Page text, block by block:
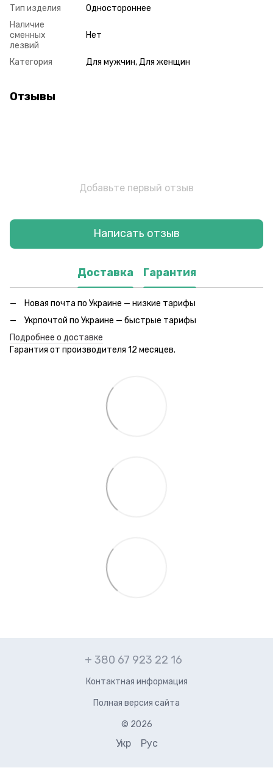
Тип изделия
Одностороннее
Наличие
сменных
лезвий
Нет
Категория Для мужчин, Для женщин
Отзывы
Добавьте первый отзыв
Написать отзыв
Доставка Гарантия
Новая почта по Украине — низкие тарифы
Укрпочтой по Украине — быстрые тарифы
Подробнее о доставке
Гарантия от производителя 12 месяцев.
+ 380 67 923 22 16
Контактная информация
Полная версия сайта
© 2026
Укр Рус